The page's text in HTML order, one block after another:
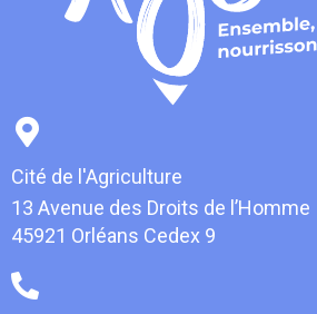
Cité de l'Agriculture
13 Avenue des Droits de l’Homme
45921 Orléans Cedex 9